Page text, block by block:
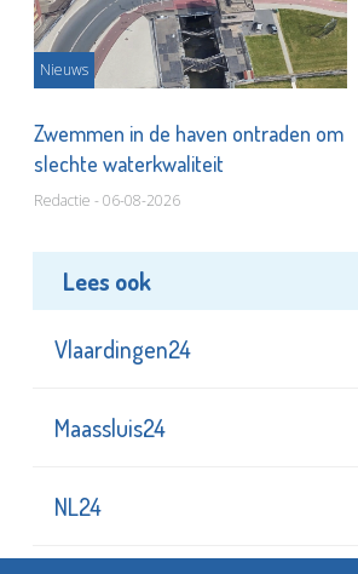
Nieuws
Zwemmen in de haven ontraden om
slechte waterkwaliteit
Redactie - 06-08-2026
Lees ook
Vlaardingen24
Maassluis24
NL24